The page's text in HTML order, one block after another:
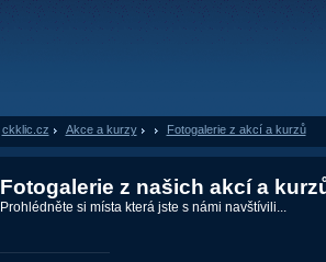
ckklic.cz Akce a kurzy» Fotogalerie z akcí a kurzů
Fotogalerie z našich akcí a
Prohlédněte si místa která jste s námi navštívili...